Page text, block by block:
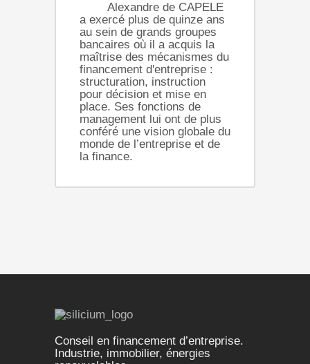
Alexandre de CAPELE
a exercé plus de quinze ans
au sein de grands groupes
bancaires où il a acquis la
maîtrise des mécanismes du
financement d'entreprise :
structuration, instruction
pour décision et mise en
place. Ses fonctions de
management lui ont de plus
conféré une vision globale du
monde de l’entreprise et de
la finance.
Conseil en financement d’entreprise.
Industrie, immobilier, énergies